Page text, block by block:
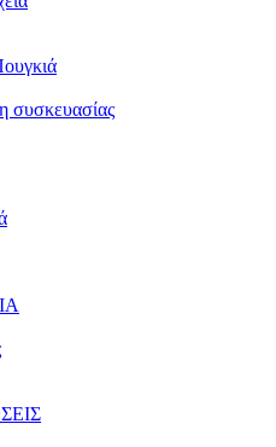
συσκευασίας